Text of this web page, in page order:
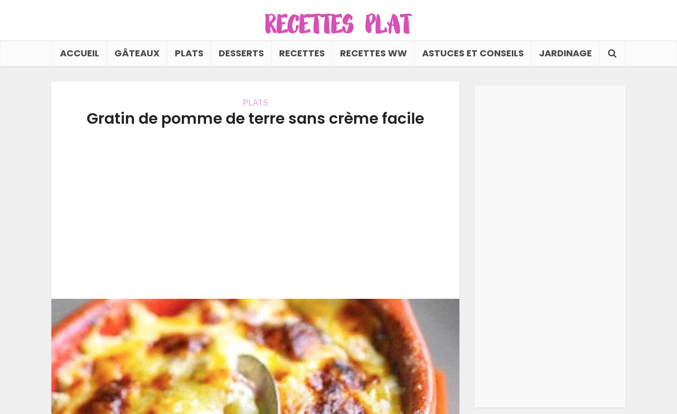
ACCUEIL GÂTEAUX PLATS DESSERTS RECETTES RECETTES WW ASTUCES ET CONSEILS JARDINAGE
PLATS
Gratin de pomme de terre sans crème facile